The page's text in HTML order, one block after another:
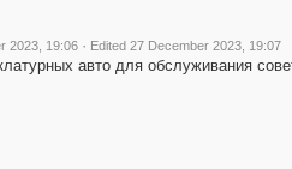
2023, 19:06 · Edited 27 December 2023, 19:07
авто для обслуживания